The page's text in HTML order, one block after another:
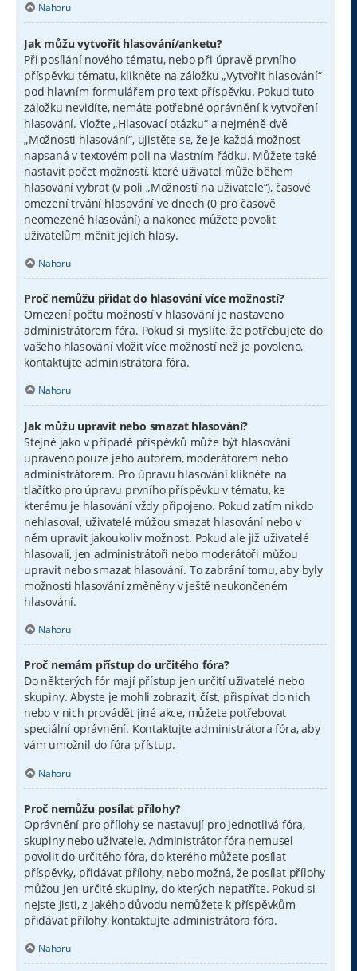
Nahoru
Jak můžu vytvořit hlasování/anketu?
Při posílání nového tématu, nebo při úpravě prvního
příspěvku tématu, klikněte na záložku „Vytvořit hlasování“
pod hlavním formulářem pro text příspěvku. Pokud tuto
záložku nevidíte, nemáte potřebné oprávnění k vytvoření
hlasování. Vložte „Hlasovací otázku“ a nejméně dvě
„Možnosti hlasování“, ujistěte se, že je každá možnost
napsaná v textovém poli na vlastním řádku. Můžete také
nastavit počet možností, které uživatel může během
hlasování vybrat (v poli „Možností na uživatele“), časové
omezení trvání hlasování ve dnech (0 pro časově
neomezené hlasování) a nakonec můžete povolit
uživatelům měnit jejich hlasy.
Nahoru
Proč nemůžu přidat do hlasování více možností?
Omezení počtu možností v hlasování je nastaveno
administrátorem fóra. Pokud si myslíte, že potřebujete do
vašeho hlasování vložit více možností než je povoleno,
kontaktujte administrátora fóra.
Nahoru
Jak můžu upravit nebo smazat hlasování?
Stejně jako v případě příspěvků může být hlasování
upraveno pouze jeho autorem, moderátorem nebo
administrátorem. Pro úpravu hlasování klikněte na
tlačítko pro úpravu prvního příspěvku v tématu, ke
kterému je hlasování vždy připojeno. Pokud zatím nikdo
nehlasoval, uživatelé můžou smazat hlasování nebo v
něm upravit jakoukoliv možnost. Pokud ale již uživatelé
hlasovali, jen administrátoři nebo moderátoři můžou
upravit nebo smazat hlasování. To zabrání tomu, aby byly
možnosti hlasování změněny v ještě neukončeném
hlasování.
Nahoru
Proč nemám přístup do určitého fóra?
Do některých fór mají přístup jen určití uživatelé nebo
skupiny. Abyste je mohli zobrazit, číst, přispívat do nich
nebo v nich provádět jiné akce, můžete potřebovat
speciální oprávnění. Kontaktujte administrátora fóra, aby
vám umožnil do fóra přístup.
Nahoru
Proč nemůžu posílat přílohy?
Oprávnění pro přílohy se nastavují pro jednotlivá fóra,
skupiny nebo uživatele. Administrátor fóra nemusel
povolit do určitého fóra, do kterého můžete posílat
příspěvky, přidávat přílohy, nebo možná, že posílat přílohy
můžou jen určité skupiny, do kterých nepatříte. Pokud si
nejste jisti, z jakého důvodu nemůžete k příspěvkům
přidávat přílohy, kontaktujte administrátora fóra.
Nahoru